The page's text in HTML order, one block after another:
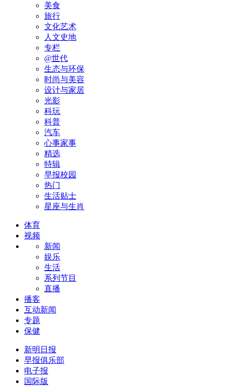
美食
旅行
文化艺术
人文史地
专栏
@世代
生态与环保
时尚与美容
设计与家居
光影
科玩
科普
汽车
心事家事
精选
特辑
早报校园
热门
生活贴士
星座与生肖
体育
视频
新闻
娱乐
生活
系列节目
直播
播客
互动新闻
专题
保健
新明日报
早报俱乐部
电子报
国际版